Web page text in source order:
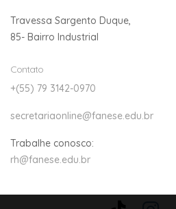
Travessa Sargento Duque,
85- Bairro Industrial
Contato
+(55) 79 3142-0970
secretariaonline@fanese.edu.br
Trabalhe conosco:
rh@fanese.edu.br